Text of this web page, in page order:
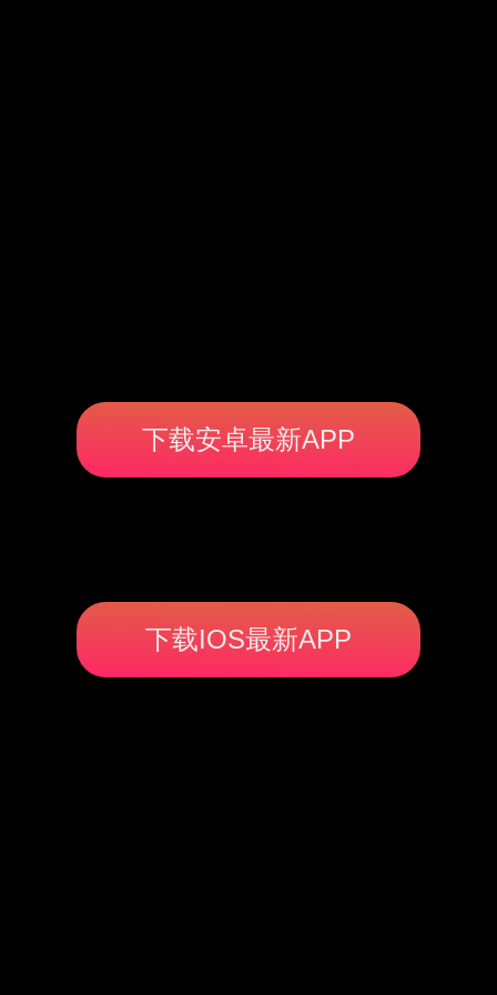
下载安卓最新APP
下载IOS最新APP